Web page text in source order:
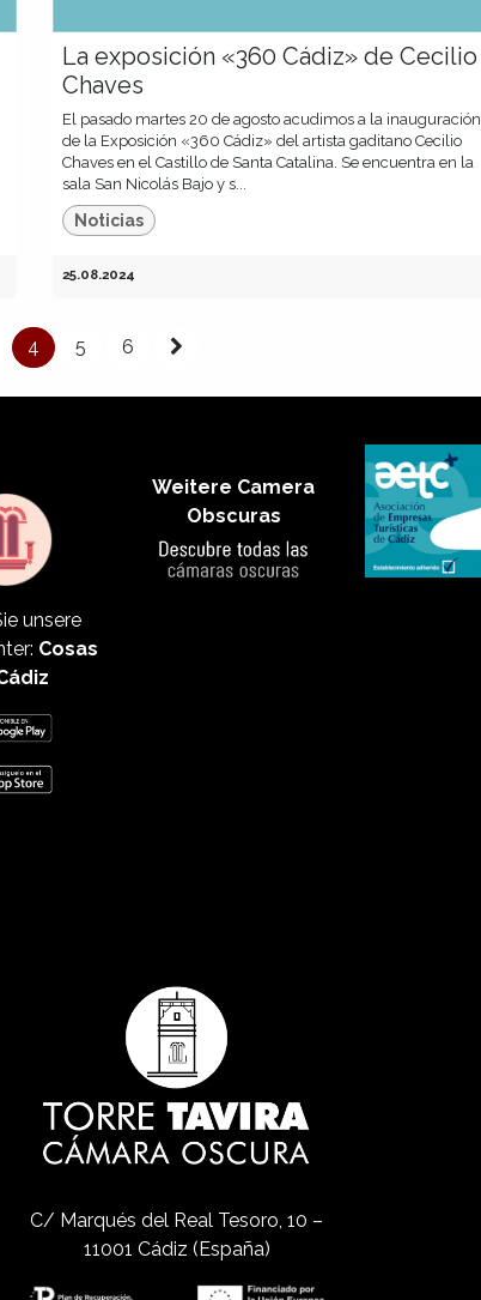
La exposición «360 Cádiz» de Cecilio
Chaves
El pasado martes 20 de agosto acudimos a la inauguración
de la Exposición «360 Cádiz» del artista gaditano Cecilio
Chaves en el Castillo de Santa Catalina. Se encuentra en la
sala San Nicolás Bajo y s...
Noticias
25.08.2024
4 5 6
unsere
Cosas
Weitere Camera
Obscuras
C/ Marqués del Real Tesoro, 10 –
11001 Cádiz (España)